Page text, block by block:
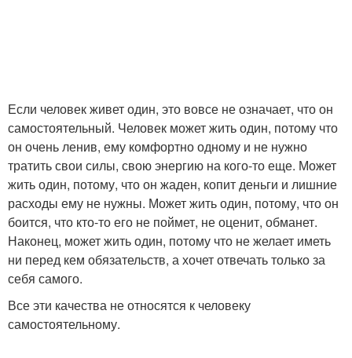
Если человек живет один, это вовсе не означает, что он
самостоятельный. Человек может жить один, потому что
он очень ленив, ему комфортно одному и не нужно
тратить свои силы, свою энергию на кого-то еще. Может
жить один, потому, что он жаден, копит деньги и лишние
расходы ему не нужны. Может жить один, потому, что он
боится, что кто-то его не поймет, не оценит, обманет.
Наконец, может жить один, потому что не желает иметь
ни перед кем обязательств, а хочет отвечать только за
себя самого.
Все эти качества не относятся к человеку
самостоятельному.